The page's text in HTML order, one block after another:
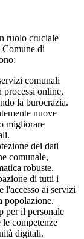
ruolo cruciale
Comune di
comunali
processi online,
la burocrazia.
nuove
migliorare
dei dati
comunale,
robuste.
di tutti i
l'accesso ai servizi
popolazione.
per il personale
competenze
digitali.